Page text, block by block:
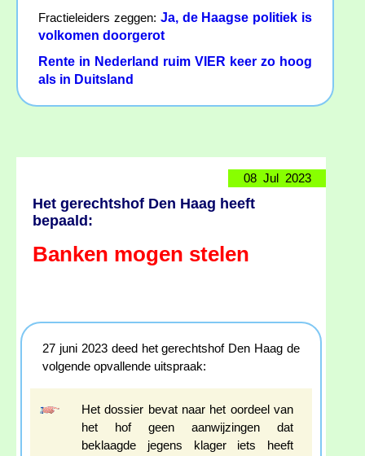
Fractieleiders zeggen: Ja, de Haagse politiek is
volkomen doorgerot
Rente in Nederland ruim VIER keer zo hoog
als in Duitsland
08 Jul 2023
Het gerechtshof Den Haag heeft
bepaald:
Banken mogen stelen
27 juni 2023 deed het gerechtshof Den Haag de
volgende opvallende uitspraak:
Het dossier bevat naar het oordeel van
het hof geen aanwijzingen dat
beklaagde jegens klager iets heeft